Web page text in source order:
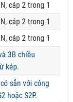
cáp 2 trong 1
cáp 2 trong 1
cáp 2 trong 1
3B chiều
kép.
sẵn với công
hoặc S2P.